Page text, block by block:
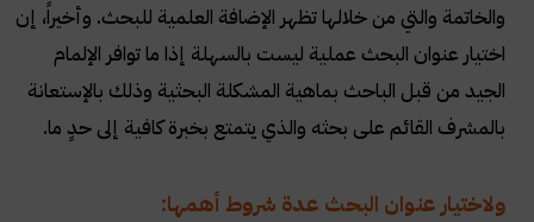
والخاتمة والتي من خلالها تظهر الإضافة العلمية للبحث. وأخيراً، إن
اختيار عنوان البحث عملية ليست بالسهلة إذا ما توافر الإلمام
الجيد من قبل الباحث بماهية المشكلة البحثية وذلك بالإستعانة
بالمشرف القائم على بحثه والذي يتمتع بخبرة كافية إلى حدٍ ما.
ولاختيار عنوان البحث عدة شروط أهمها: